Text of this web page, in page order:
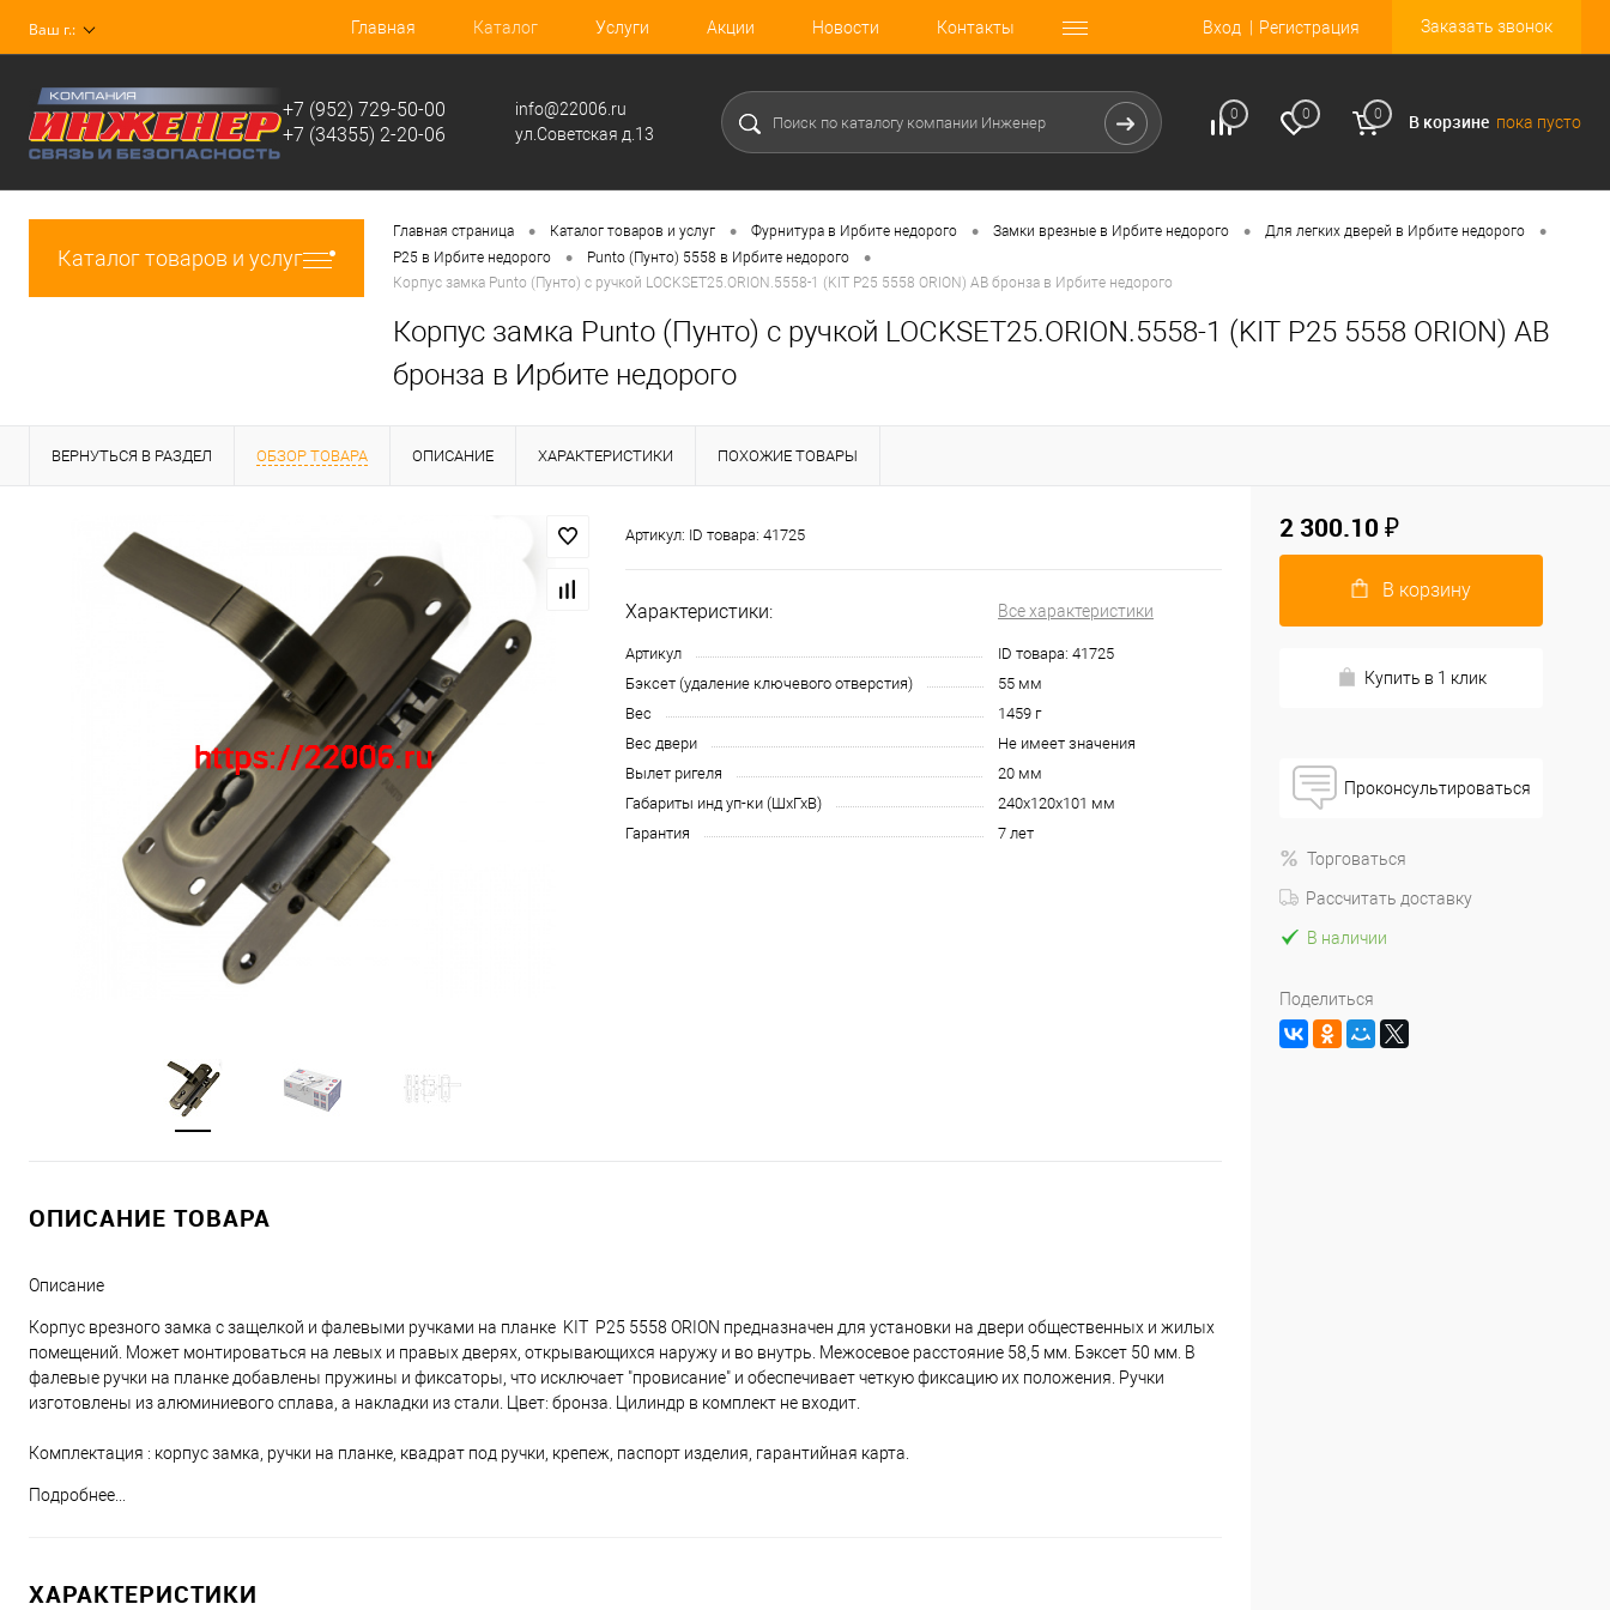
Ваш г.: Главная Каталог Услуги Акции Новости Контакты Вход Регистрация Заказать звонок
+7 (952) 729-50-00
+7 (34355) 2-20-06
info@22006.ru
ул.Советская д.13
0 0 0 В корзине пока пусто
Каталог товаров и услуг
Главная страница • Каталог товаров и услуг • Фурнитура в Ирбите недорого • Замки врезные в Ирбите недорого • Для легких дверей в Ирбите недорого •
P25 в Ирбите недорого • Punto (Пунто) 5558 в Ирбите недорого •
Корпус замка Punto (Пунто) с ручкой LOCKSET25.ORION.5558-1 (KIT P25 5558 ORION) AB бронза в Ирбите недорого
Корпус замка Punto (Пунто) с ручкой LOCKSET25.ORION.5558-1 (KIT P25 5558 ORION) AB
бронза в Ирбите недорого
ВЕРНУТЬСЯ В РАЗДЕЛ ОБЗОР ТОВАРА ОПИСАНИЕ ХАРАКТЕРИСТИКИ ПОХОЖИЕ ТОВАРЫ
Артикул: ID товара: 41725
Характеристики: Все характеристики
Артикул
ID товара: 41725
Бэксет (удаление ключевого отверстия)
55 мм
Вес
1459 г
Вес двери
Не имеет значения
Вылет ригеля
20 мм
Габариты инд уп-ки (ШхГхВ)
240x120x101 мм
Гарантия
7 лет
ОПИСАНИЕ ТОВАРА
Описание
Корпус врезного замка с защелкой и фалевыми ручками на планке KIT P25 5558 ORION предназначен для установки на двери общественных и жилых
помещений. Может монтироваться на левых и правых дверях, открывающихся наружу и во внутрь. Межосевое расстояние 58,5 мм. Бэксет 50 мм. В
фалевые ручки на планке добавлены пружины и фиксаторы, что исключает "провисание" и обеспечивает четкую фиксацию их положения. Ручки
изготовлены из алюминиевого сплава, а накладки из стали. Цвет: бронза. Цилиндр в комплект не входит.
Комплектация : корпус замка, ручки на планке, квадрат под ручки, крепеж, паспорт изделия, гарантийная карта.
Подробнее...
ХАРАКТЕРИСТИКИ
2 300.10 ₽
В корзину
Купить в 1 клик
Проконсультироваться
Торговаться
Рассчитать доставку
В наличии
Поделиться